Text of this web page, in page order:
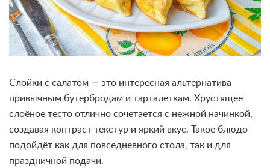
Слойки с салатом — это интересная альтернатива
привычным бутербродам и тарталеткам. Хрустящее
слоёное тесто отлично сочетается с нежной начинкой,
создавая контраст текстур и яркий вкус. Такое блюдо
подойдёт как для повседневного стола, так и для
праздничной подачи.